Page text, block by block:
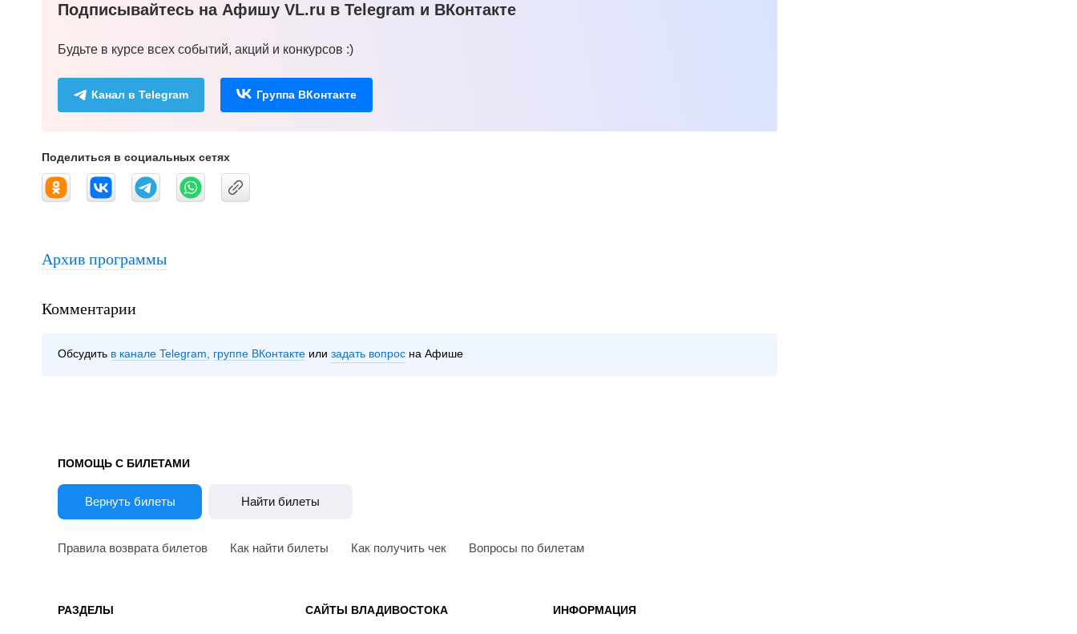
Подписывайтесь на Афишу VL.ru в Telegram и ВКонтакте
Будьте в курсе всех событий, акций и конкурсов :)
Канал в Telegram Группа ВКонтакте
Поделиться в социальных сетях
Архив программы
Комментарии
Обсудить в канале Telegram группе ВКонтакте задать вопрос на Афише
ПОМОЩЬ С БИЛЕТАМИ
Вернуть билеты Найти билеты
Правила возврата билетов Как найти билеты Как получить чек Вопросы по билетам
РАЗДЕЛЫ САЙТЫ ВЛАДИВОСТОКА ИНФОРМАЦИЯ